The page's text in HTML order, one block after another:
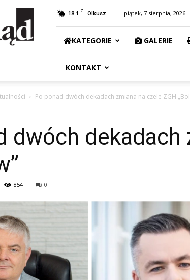
18.1 C Olkusz piątek, 7 sierpnia, 2026
KATEGORIE GALERIE
KONTAKT
Po ponad dwóch dekadach zmiana na czele ZGH
dwóch dekadach
854 0